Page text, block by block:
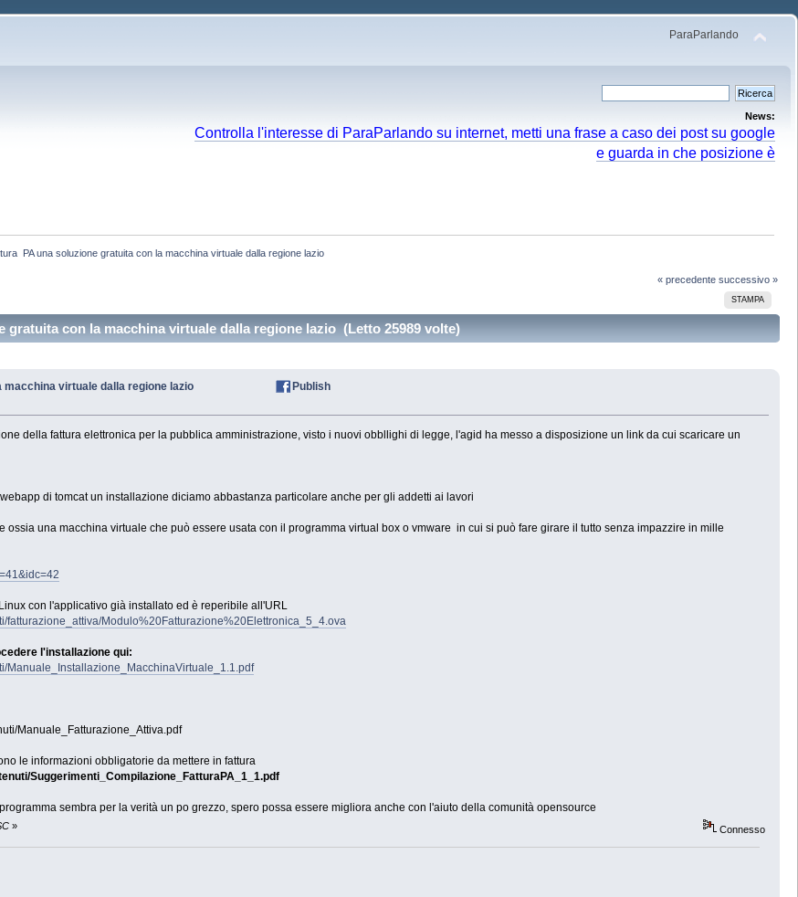
ParaParlando
News:
Controlla l'interesse di ParaParlando su internet, metti una frase a caso dei post su google
e guarda in che posizione è
PA una soluzione gratuita con la macchina virtuale dalla regione lazio
« precedente successivo »
STAMPA
gratuita con la macchina virtuale dalla regione lazio (Letto 25989 volte)
virtuale dalla regione lazio Publish
della fattura elettronica per la pubblica amministrazione, visto i nuovi obbllighi di legge, l'agid ha messo a disposizione un link da cui scaricare un
di tomcat un installazione diciamo abbastanza particolare anche per gli addetti ai lavori
ossia una macchina virtuale che può essere usata con il programma virtual box o vmware in cui si può fare girare il tutto senza impazzire in mille
con l'applicativo già installato ed è reperibile all'URL
fatturazione_attiva/Modulo%20Fatturazione%20Elettronica_5_4.ova
l'installazione qui:
Manuale_Installazione_MacchinaVirtuale_1.1.pdf
Manuale_Fatturazione_Attiva.pdf
le informazioni obbligatorie da mettere in fattura
Suggerimenti_Compilazione_FatturaPA_1_1.pdf
sembra per la verità un po grezzo, spero possa essere migliora anche con l'aiuto della comunità opensource
» Connesso